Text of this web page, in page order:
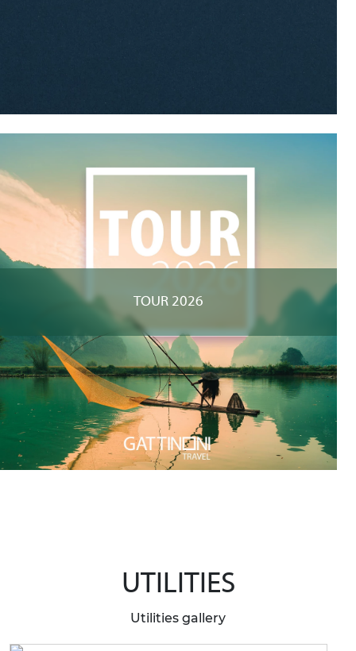
TOUR 2026
UTILITIES
Utilities gallery